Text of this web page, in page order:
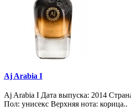
Aj Arabia I
Aj Arabia I Дата выпуска: 2014
Пол: унисекс Верхняя нота: корица..